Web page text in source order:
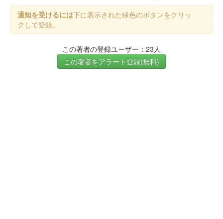
通知を受けるには下に表示された緑色のボタンをクリッ
クして登録。
この著者の登録ユーザー：23人
この著者をアラート登録(無料)